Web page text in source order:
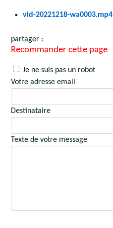
vid-20221218-wa0003.mp4
partager :
Recommander cette page
Je ne suis pas un robot
Votre adresse email
Destinataire
Texte de votre message